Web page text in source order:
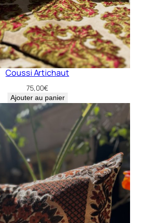
Coussi Artichaut
75,00€
Ajouter au panier